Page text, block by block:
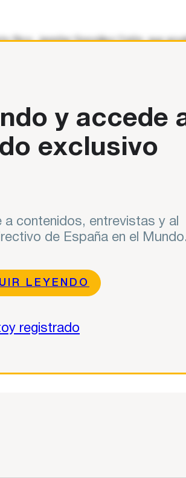
Rico, Jennifer González Colón, que
y accede
exclusivo
a contenidos, entrevistas y al
de España en el Mundo.
LEYENDO
registrado